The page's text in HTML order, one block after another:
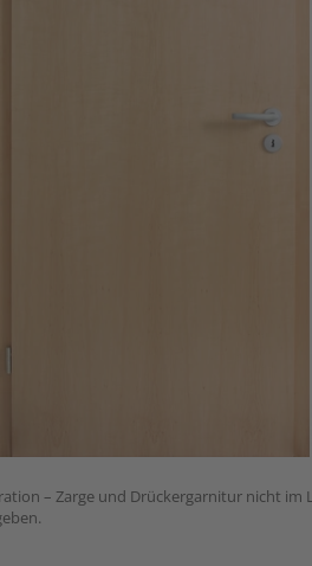
– Zarge und Drückergarnitur nicht im